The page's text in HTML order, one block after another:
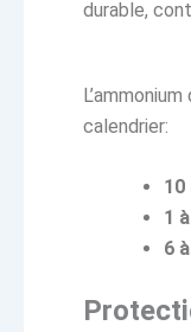
durable,
calendrier:
10
1
6